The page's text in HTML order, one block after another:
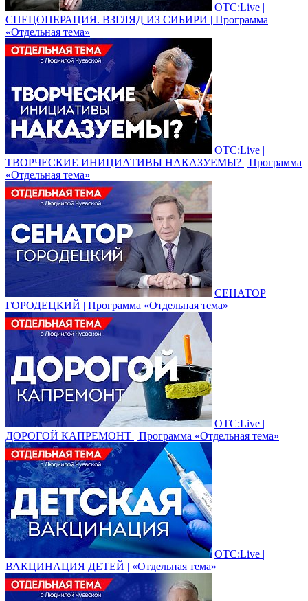
ОТС:Live |
СПЕЦОПЕРАЦИЯ. ВЗГЛЯД ИЗ СИБИРИ | Программа
«Отдельная тема»
ОТС:Live |
ТВОРЧЕСКИЕ ИНИЦИАТИВЫ НАКАЗУЕМЫ? | Программа
«Отдельная тема»
СЕНАТОР
ГОРОДЕЦКИЙ | Программа «Отдельная тема»
ОТС:Live |
ДОРОГОЙ КАПРЕМОНТ | Программа «Отдельная тема»
ОТС:Live |
ВАКЦИНАЦИЯ ДЕТЕЙ | «Отдельная тема»